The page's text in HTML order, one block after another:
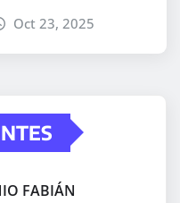
Oct 23, 2025
FABIÁN